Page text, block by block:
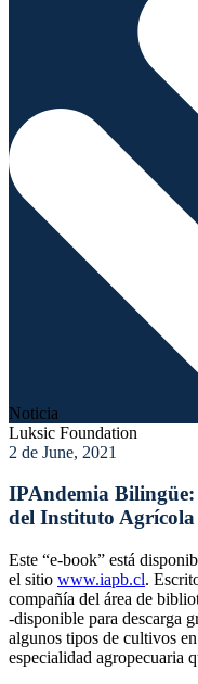
Noticia
Luksic Foundation
2 de June, 2021
IPAndemia
del Instituto
Este “e-book” está
el sitio www.iapb.cl.
compañía del área de
-disponible para descarga
algunos tipos de cultivos
especialidad agropecuaria